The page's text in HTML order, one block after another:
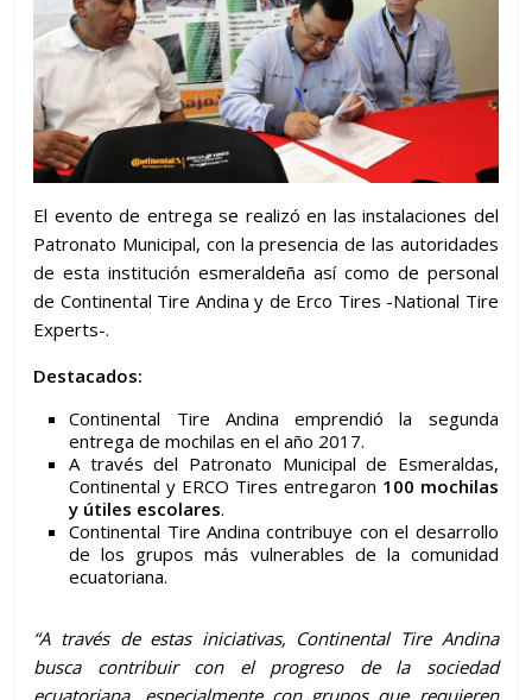
El evento de entrega se realizó en las instalaciones del
Patronato Municipal, con la presencia de las autoridades
de esta institución esmeraldeña así como de personal
de Continental Tire Andina y de Erco Tires -National Tire
Experts-.
Destacados:
Continental Tire Andina emprendió la segunda
entrega de mochilas en el año 2017.
A través del Patronato Municipal de Esmeraldas,
Continental y ERCO Tires entregaron 100 mochilas
y útiles escolares.
Continental Tire Andina contribuye con el desarrollo
de los grupos más vulnerables de la comunidad
ecuatoriana.
“A través de estas iniciativas, Continental Tire Andina
busca contribuir con el progreso de la sociedad
ecuatoriana, especialmente con grupos que requieren